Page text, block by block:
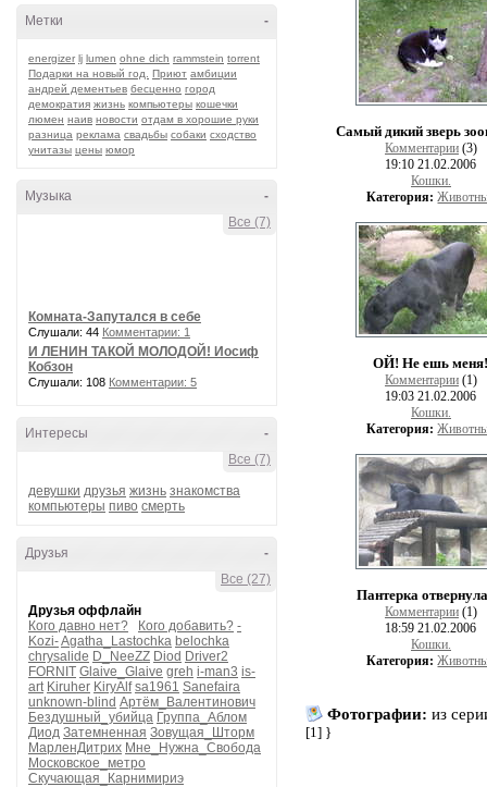
-
Метки
energizer lj lumen ohne dich rammstein torrent
Подарки на новый год.
Приют амбиции
андрей дементьев бесценно город
демократия жизнь компьютеры кошечки
люмен наив новости отдам в хорошие руки
разница реклама свадьбы собаки сходство
унитазы цены юмор
-
Музыка
Все (7)
Комната-Запутался в себе
Слушали: 44 Комментарии: 1
И ЛЕНИН ТАКОЙ МОЛОДОЙ! Иосиф
Кобзон
Слушали: 108 Комментарии: 5
-
Интересы
Все (7)
девушки друзья жизнь знакомства
компьютеры пиво смерть
-
Друзья
Все (27)
Друзья оффлайн
Кого давно нет?
Кого добавить? -
Kozi-Agatha_Lastochka belochka
chrysalide D_NeeZZ Diod Driver2
FORNIT Glaive_Glaive greh i-man3 is-
art Kiruher KiryAlf sa1961 Sanefaira
unknown-blind Артём_Валентинович
Бездушный_убийца Группа_Аблом
Диод Затемненная Зовущая_Шторм
МарленДитрих Мне_Нужна_Свобода
Московское_метро
Скучающая_Карнимириэ
Самый дикий зверь
Комментарии (3)
19:10 21.02.2006
Кошки.
Категория:
ОЙ! Не ешь
Комментарии (1)
19:03 21.02.2006
Кошки.
Категория:
Пантерка
Комментарии (1)
18:59 21.02.2006
Кошки.
Категория:
Фотографии: из
[1] }